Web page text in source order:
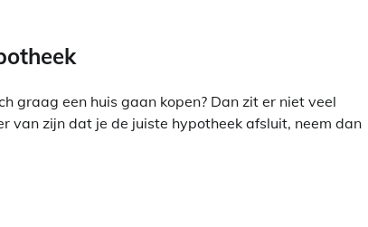
graag een huis gaan kopen? Dan zit er niet veel
van zijn dat je de juiste hypotheek afsluit, neem dan